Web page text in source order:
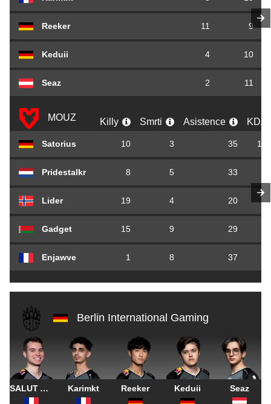
Reeker 11 9
Keduii 4 10
Seaz 2 11
MOUZ Killy Smrti Asistence KDA
Satorius 10 3 35
Pridestalkr 8 5 33
Lider 19 4 20
Gadget 15 9 29
Enjawve 1 8 37
Berlin International Gaming
SALUT A TOUS Karimkt Reeker Keduii Seaz